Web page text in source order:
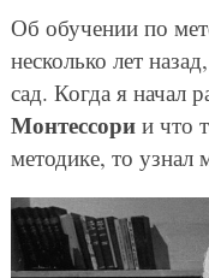
Об обучении по
несколько лет
сад. Когда я начал
Монтессории что
методике, то узнал